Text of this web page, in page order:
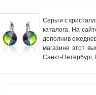
Серьги с
каталога. На
дополнив
магазине этот
Санкт-Петербург,